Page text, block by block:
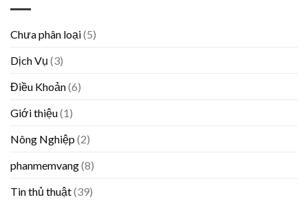
Chưa phân loại(5)
Dịch Vụ (3)
Điều Khoản(6)
Giới thiệu(1)
Nông Nghiệp(2)
phanmemvang(8)
Tin thủ thuật(39)